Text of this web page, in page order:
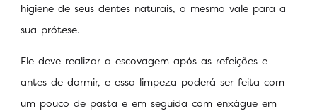
higiene de seus dentes naturais, o mesmo vale para a
sua prótese.
Ele deve realizar a escovagem após as refeições e
antes de dormir, e essa limpeza poderá ser feita com
um pouco de pasta e em seguida com enxágue em